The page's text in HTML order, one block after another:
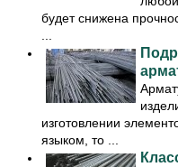
будет снижена
изготовлении
языком, то ...